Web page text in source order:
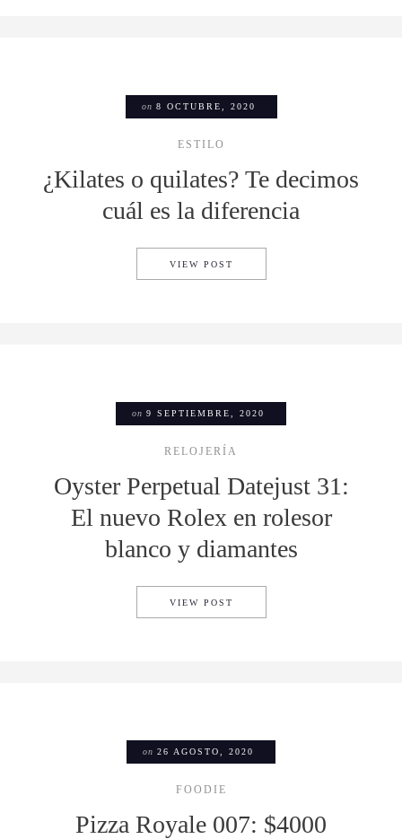
on 8 OCTUBRE, 2020
ESTILO
¿Kilates o quilates? Te decimos
cuál es la diferencia
VIEW POST
on 9 SEPTIEMBRE, 2020
RELOJERÍA
Oyster Perpetual Datejust 31:
El nuevo Rolex en rolesor
blanco y diamantes
VIEW POST
on 26 AGOSTO, 2020
FOODIE
Pizza Royale 007: $4000